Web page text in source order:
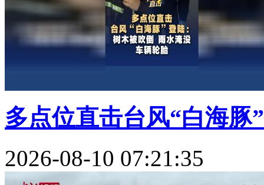
多点位直击台风“白海豚
2026-08-10 07:21:35